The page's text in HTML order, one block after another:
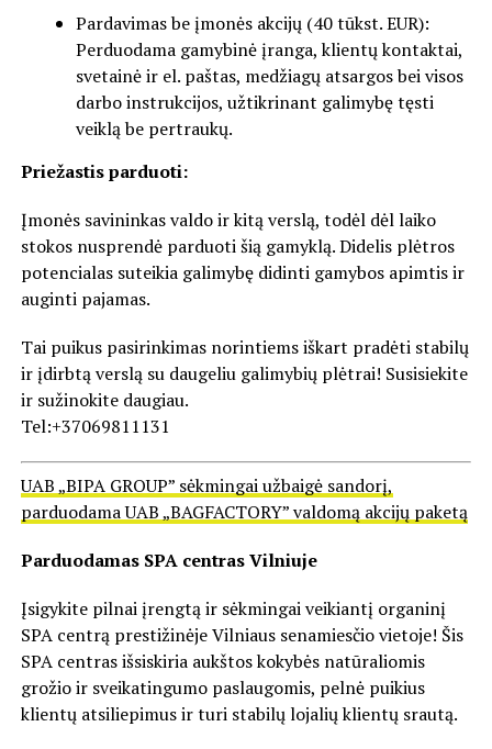
Pardavimas be įmonės akcijų (40 tūkst. EUR):
Perduodama gamybinė įranga, klientų kontaktai,
svetainė ir el. paštas, medžiagų atsargos bei visos
darbo instrukcijos, užtikrinant galimybę tęsti
veiklą be pertraukų.
Priežastis parduoti:
Įmonės savininkas valdo ir kitą verslą, todėl dėl laiko
stokos nusprendė parduoti šią gamyklą. Didelis plėtros
potencialas suteikia galimybę didinti gamybos apimtis ir
auginti pajamas.
Tai puikus pasirinkimas norintiems iškart pradėti stabilų
ir įdirbtą verslą su daugeliu galimybių plėtrai! Susisiekite
ir sužinokite daugiau.
Tel:+37069811131
UAB „BIPA GROUP” sėkmingai užbaigė sandorį,
parduodama UAB „BAGFACTORY” valdomą akcijų paketą
Parduodamas SPA centras Vilniuje
Įsigykite pilnai įrengtą ir sėkmingai veikiantį organinį
SPA centrą prestižinėje Vilniaus senamiesčio vietoje! Šis
SPA centras išsiskiria aukštos kokybės natūraliomis
grožio ir sveikatingumo paslaugomis, pelnė puikius
klientų atsiliepimus ir turi stabilų lojalių klientų srautą.